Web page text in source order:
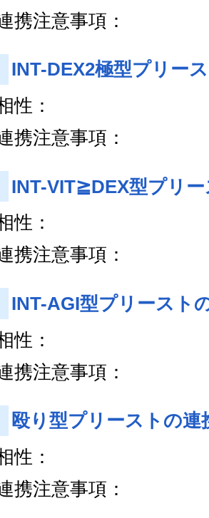
携注意事項：
INT-DEX2極型プリー
性：
携注意事項：
INT-VIT≧DEX型プリ
性：
携注意事項：
INT-AGI型プリースト
性：
携注意事項：
殴り型プリーストの連
性：
携注意事項：